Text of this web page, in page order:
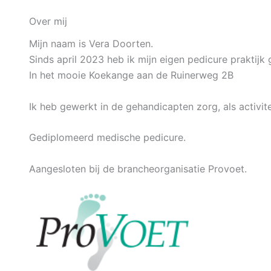
Over mij
Mijn naam is Vera Doorten.
Sinds april 2023 heb ik mijn eigen pedicure praktijk
In het mooie Koekange aan de Ruinerweg 2B
Ik heb gewerkt in de gehandicapten zorg, als
Gediplomeerd medische pedicure.
Aangesloten bij de brancheorganisatie Provoet.